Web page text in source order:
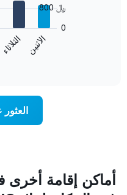
المخطط
1
الاثنين الثلاثاء
0
800 ﷼
أماكن إقامة أخرى